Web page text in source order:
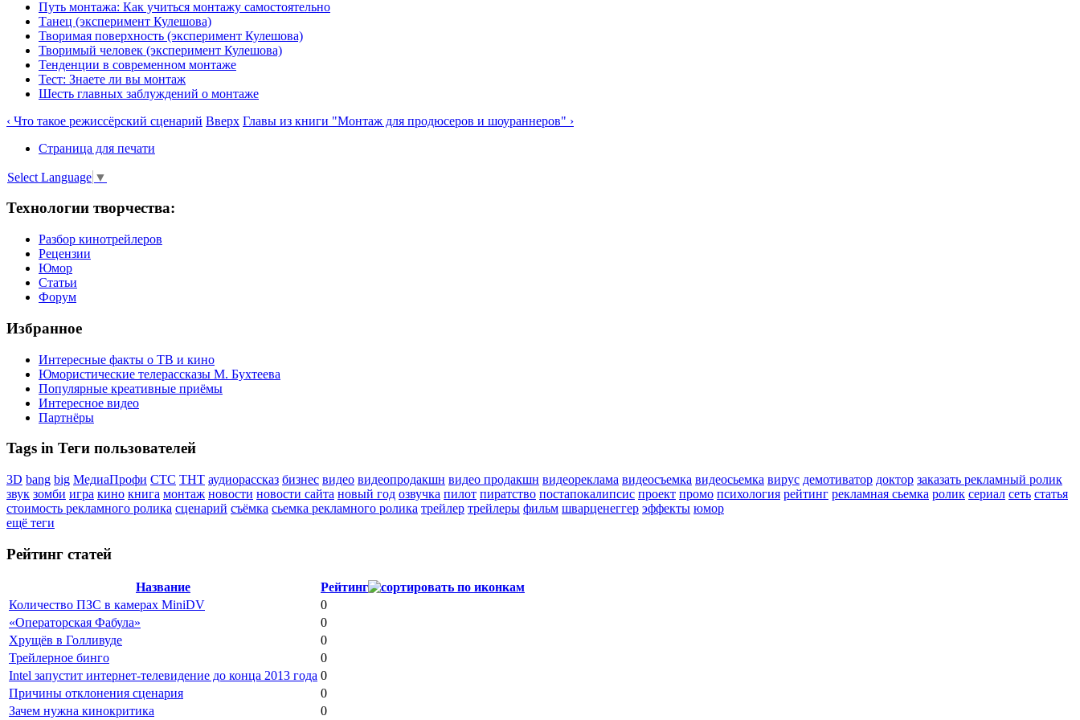
Путь монтажа: Как учиться монтажу самостоятельно
Танец (эксперимент Кулешова)
Творимая поверхность (эксперимент Кулешова)
Творимый человек (эксперимент Кулешова)
Тенденции в современном монтаже
Тест: Знаете ли вы монтаж
Шесть главных заблуждений о монтаже
‹ Что такое режиссёрский сценарий Вверх Главы из книги "Монтаж для продюсеров и шоураннеров" ›
Страница для печати
Select Language ▼
Технологии творчества:
Разбор кинотрейлеров
Рецензии
Юмор
Статьи
Форум
Избранное
Интересные факты о ТВ и кино
Юмористические телерассказы М. Бухтеева
Популярные креативные приёмы
Интересное видео
Партнёры
Tags in Теги пользователей
3D bang big МедиаПрофи СТС ТНТ аудиорассказ бизнес видео видеопродакшн видео продакшн видеореклама видеосъемка видеосьемка вирус демотиватор доктор заказать рекламный ролик
звук зомби игра кино книга монтаж новости новости сайта новый год озвучка пилот пиратство постапокалипсис проект промо психология рейтинг рекламная сьемка ролик сериал сеть статья
стоимость рекламного ролика сценарий съёмка сьемка рекламного ролика трейлер трейлеры фильм шварценеггер эффекты юмор
ещё теги
Рейтинг статей
Название
Рейтинг
Количество ПЗС в камерах MiniDV
0
«Операторская Фабула»
0
Хрущёв в Голливуде
0
Трейлерное бинго
0
Intel запустит интернет-телевидение до конца 2013 года 0
Причины отклонения сценария
0
Зачем нужна кинокритика
0